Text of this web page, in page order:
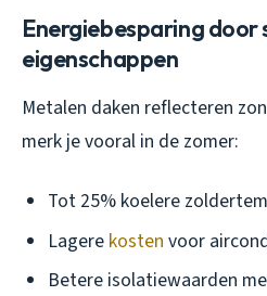
Energiebesparing door
eigenschappen
Metalen daken reflecteren
merk je vooral in de zomer:
Tot 25% koelere
Lagere kosten voor
Betere isolatiewaarden